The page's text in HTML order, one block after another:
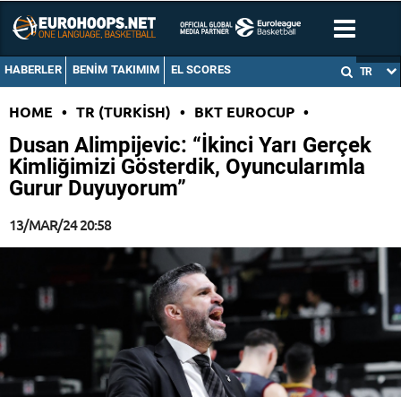
HABERLER BENIM TAKIMIM EL SCORES TR
HOME • TR (TURKISH) • BKT EUROCUP •
Dusan Alimpijevic: “İkinci Yarı Gerçek
Kimliğimizi Gösterdik, Oyuncularımla
Gurur Duyuyorum”
13/MAR/24 20:58